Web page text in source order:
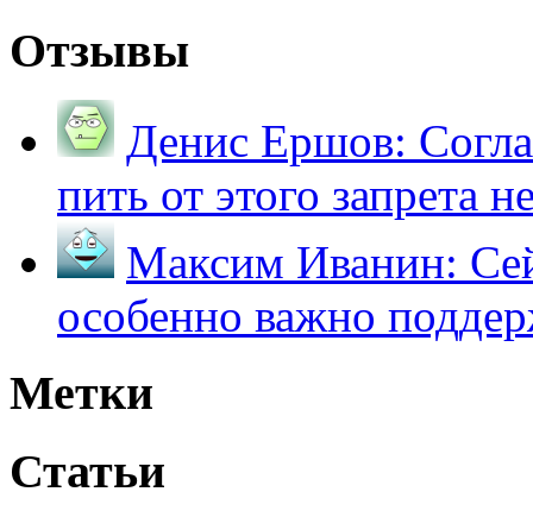
Отзывы
Денис Ершов:
пить от этого запрета
Максим Иванин:
особенно важно
Метки
Статьи